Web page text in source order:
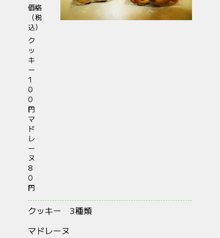
価格
（税
込）
ク
ッ
キ
ー
1
0
0
円
マ
ド
レ
ー
ヌ
8
0
円
クッキー 3種類
マドレーヌ